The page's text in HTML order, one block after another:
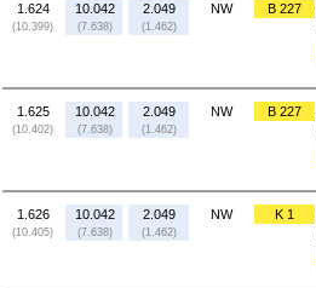
1.624
(10.399)
10.042
(7.638)
2.049
(1.462)
NW B 227
1.625
(10.402)
10.042
(7.638)
2.049
(1.462)
NW B 227
1.626
(10.405)
10.042
(7.638)
2.049
(1.462)
NW K 1